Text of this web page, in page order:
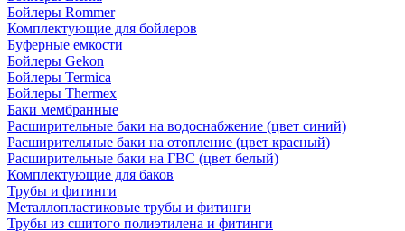
Бойлеры Rommer
Комплектующие для бойлеров
Буферные емкости
Бойлеры Gekon
Бойлеры Termica
Бойлеры Thermex
Баки мембранные
Расширительные баки на водоснабжение (цвет синий)
Расширительные баки на отопление (цвет красный)
Расширительные баки на ГВС (цвет белый)
Комплектующие для баков
Трубы и фитинги
Металлопластиковые трубы и фитинги
Трубы из сшитого полиэтилена и фитинги